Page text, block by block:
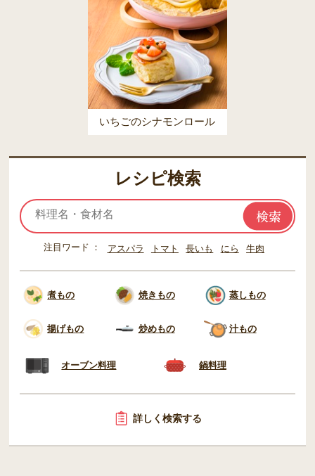
いちごのシナモンロール
レシピ検索
注目ワード アスパラ トマト 長いも にら 牛肉
煮もの 焼きもの 蒸しもの
揚げもの 炒めもの 汁もの
オーブン料理 鍋料理
詳しく検索する